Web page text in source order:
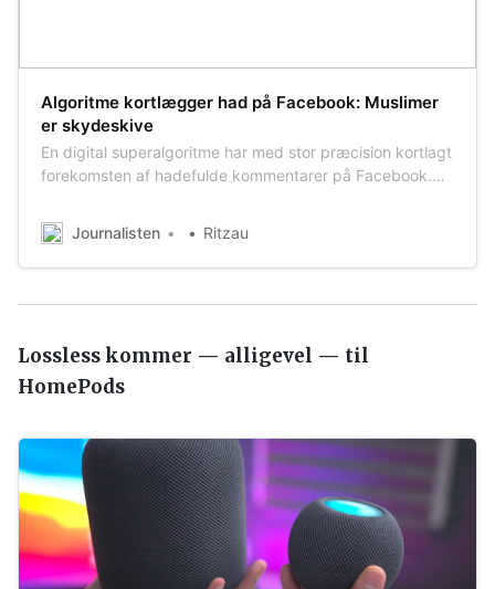
Algoritme kortlægger had på Facebook: Muslimer
er skydeskive
En digital superalgoritme har med stor præcision kortlagt
forekomsten af hadefulde kommentarer på Facebook.
Analyse & Tal, som vil udbrede værktøjet i kampen mod
den aggressive tone på nettet. Det skriver Politiken. Det
er den foreløbig mest omfatte…
Journalisten Ritzau
Lossless kommer — alligevel — til
HomePods